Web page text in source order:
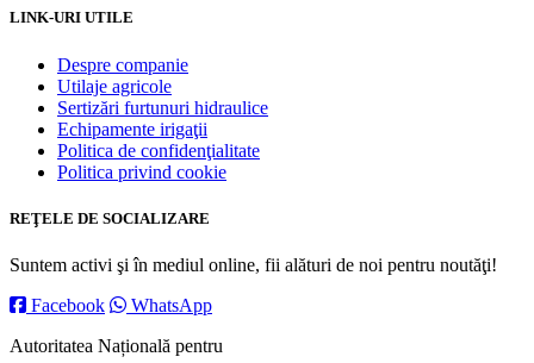
LINK-URI UTILE
Despre companie
Utilaje agricole
Sertizări furtunuri hidraulice
Echipamente irigaţii
Politica de confidenţialitate
Politica privind cookie
REŢELE DE SOCIALIZARE
Suntem activi şi în mediul online, fii alături de noi pentru noutăţi!
Facebook
WhatsApp
Autoritatea Națională pentru